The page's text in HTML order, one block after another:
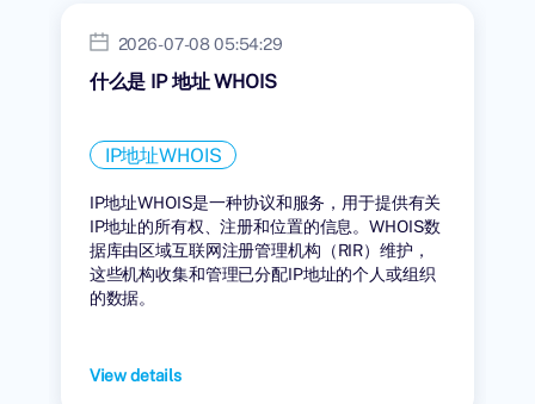
2026-07-08 05:54:29
什么是 IP 地址 WHOIS
IP地址WHOIS
IP地址WHOIS是一种协议和服务，用于提供有关
IP地址的所有权、注册和位置的信息。WHOIS数
据库由区域互联网注册管理机构（RIR）维护，
这些机构收集和管理已分配IP地址的个人或组织
的数据。
View details